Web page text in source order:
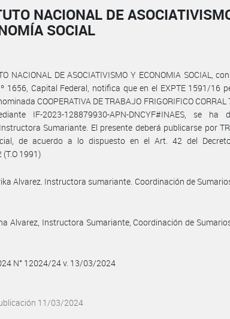
NACIONAL DE
SOCIAL
NACIONAL DE ASOCIATIVISMO Y ECONOMIA SOCIAL,
1656, Capital Federal, notifica que en el EXPTE 1591/16
COOPERATIVA DE TRABAJO FRIGORIFICO
IF-2023-128879930-APN-DNCYF#INAES, se
Sumariante. El presente deberá publicarse por
de acuerdo a lo dispuesto en el Art. 42 del
1991)
Alvarez. Instructora sumariante. Coordinación de
Alvarez, Instructora Sumariante, Coordinación de
N° 12024/24 v. 13/03/2024
11/03/2024